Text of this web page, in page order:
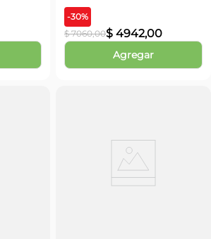
-30%
$ 7060,00$ 4942,00
Agregar